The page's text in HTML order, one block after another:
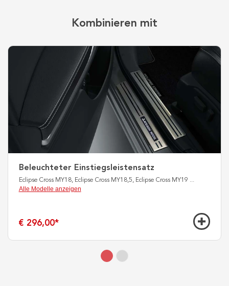
Kombinieren mit
Beleuchteter Einstiegsleistensatz
Eclipse Cross MY18, Eclipse Cross MY18,5, Eclipse Cross MY19 ...
Alle Modelle anzeigen
€ 296,00*